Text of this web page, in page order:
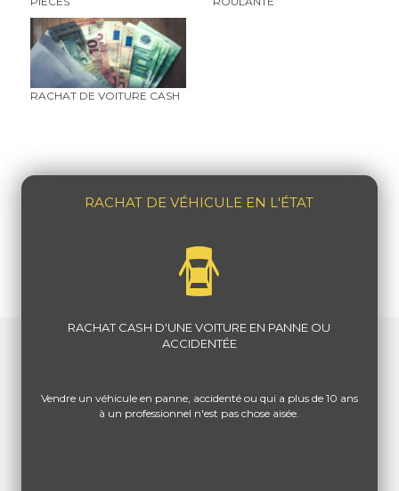
RACHAT DE VOITURE CASH
RACHAT DE VÉHICULE EN L'ÉTAT
RACHAT CASH D'UNE VOITURE EN PANNE OU
ACCIDENTÉE
Vendre un véhicule en panne, accidenté ou qui a plus de 10 ans
à un professionnel n'est pas chose aisée.